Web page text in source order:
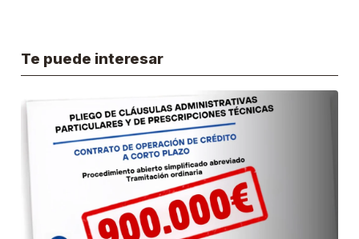
Te puede interesar